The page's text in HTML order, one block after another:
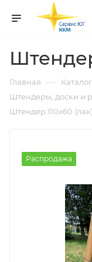
Главная — Каталог
Штендеры, доски и
Штендер 110х60 (лак)
Распродажа